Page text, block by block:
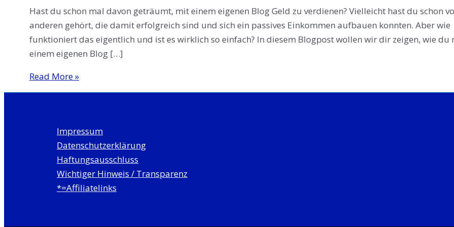
Hast du schon mal davon geträumt, mit einem eigenen Blog Geld zu verdienen? Vielleicht hast du schon
anderen gehört, die damit erfolgreich sind und sich ein passives Einkommen aufbauen konnten. Aber wie
funktioniert das eigentlich und ist es wirklich so einfach? In diesem Blogpost wollen wir dir zeigen, wie du
einem eigenen Blog […]
Mit
Blog
Erfahrungen
Read More »
Impressum
Datenschutzerklärung
Haftungsausschluss
Wichtiger Hinweis / Transparenz
*=Affiliatelinks